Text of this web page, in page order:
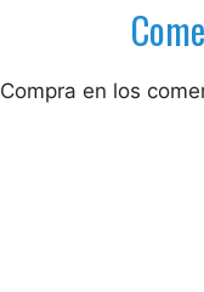
Compra en los